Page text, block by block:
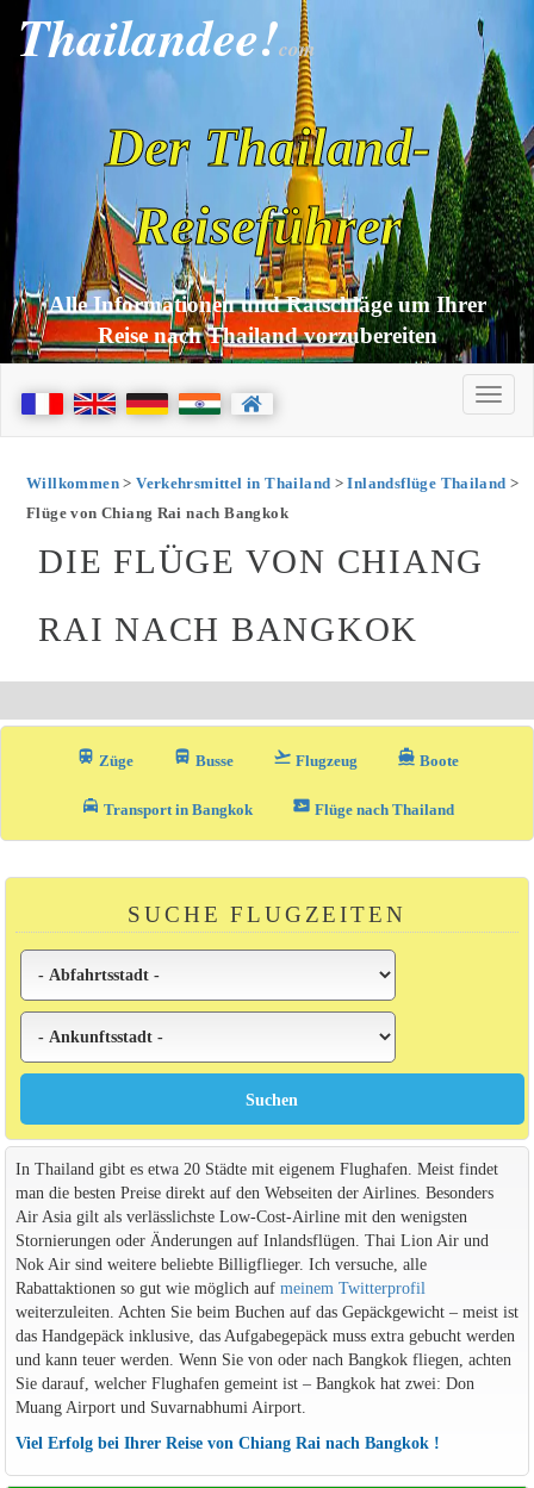
Thailandee!com
Der Thailand-
Reiseführer
Alle Informationen und Ratschläge um Ihrer
Reise nach Thailand vorzubereiten
Willkommen>Verkehrsmittel in Thailand >Inlandsflüge Thailand >
Flüge von Chiang Rai nach Bangkok
DIE FLÜGE VON CHIANG
RAI NACH BANGKOK
train Züge directions_bus_filled Busse flight_takeoff Flugzeug directions_boat Boote
local_taxi Transport in Bangkok airplane_ticket Flüge nach Thailand
SUCHE FLUGZEITEN
In Thailand gibt es etwa 20 Städte mit eigenem Flughafen. Meist findet
man die besten Preise direkt auf den Webseiten der Airlines. Besonders
Air Asia gilt als verlässlichste Low-Cost-Airline mit den wenigsten
Stornierungen oder Änderungen auf Inlandsflügen. Thai Lion Air und
Nok Air sind weitere beliebte Billigflieger. Ich versuche, alle
Rabattaktionen so gut wie möglich auf meinem Twitterprofil
weiterzuleiten. Achten Sie beim Buchen auf das Gepäckgewicht – meist ist
das Handgepäck inklusive, das Aufgabegepäck muss extra gebucht werden
und kann teuer werden. Wenn Sie von oder nach Bangkok fliegen, achten
Sie darauf, welcher Flughafen gemeint ist – Bangkok hat zwei: Don
Muang Airport und Suvarnabhumi Airport.
Viel Erfolg bei Ihrer Reise von Chiang Rai nach Bangkok !